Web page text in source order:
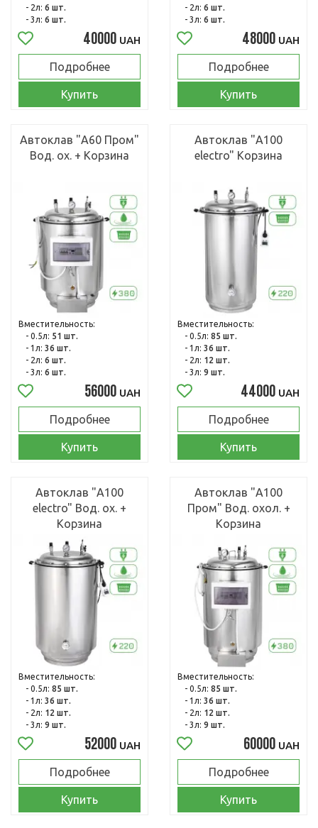
- 2л: 6 шт.
- 3л: 6 шт.
40000 UAH
Подробнее
Купить
- 2л: 6 шт.
- 3л: 6 шт.
48000 UAH
Подробнее
Купить
Автоклав "А60 Пром"
Вод. ох. + Корзина
Вместительность:
- 0.5л: 51 шт.
- 1л: 36 шт.
- 2л: 6 шт.
- 3л: 6 шт.
56000 UAH
Подробнее
Купить
Автоклав "А100
electro" Корзина
Вместительность:
- 0.5л: 85 шт.
- 1л: 36 шт.
- 2л: 12 шт.
- 3л: 9 шт.
44000 UAH
Подробнее
Купить
Автоклав "А100
electro" Вод. ох. +
Корзина
Вместительность:
- 0.5л: 85 шт.
- 1л: 36 шт.
- 2л: 12 шт.
- 3л: 9 шт.
52000 UAH
Подробнее
Купить
Автоклав "А100
Пром" Вод. охол. +
Корзина
Вместительность:
- 0.5л: 85 шт.
- 1л: 36 шт.
- 2л: 12 шт.
- 3л: 9 шт.
60000 UAH
Подробнее
Купить